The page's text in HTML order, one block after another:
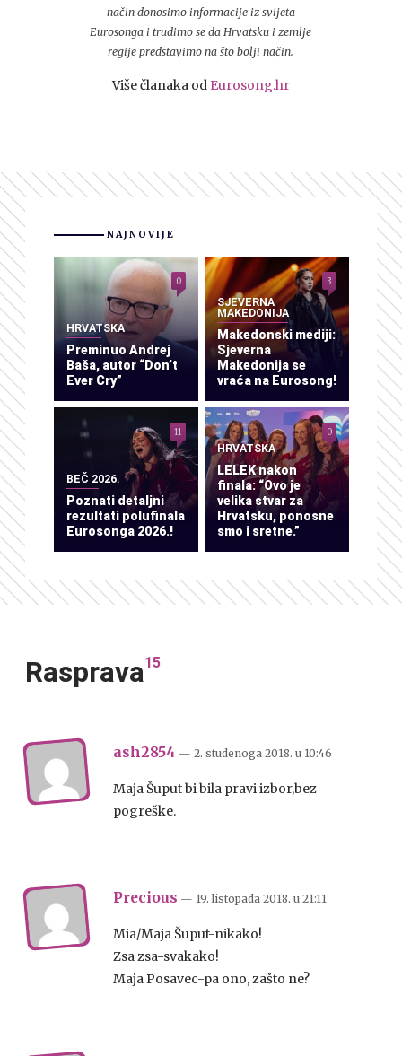
način donosimo informacije iz svijeta
Eurosonga i trudimo se da Hrvatsku i zemlje
regije predstavimo na što bolji način.
Više članaka od Eurosong.hr
NAJNOVIJE
HRVATSKA
Preminuo Andrej
Baša, autor “Don’t
Ever Cry”
0
SJEVERNA
MAKEDONIJA
Makedonski mediji:
Sjeverna
Makedonija se
vraća na Eurosong!
3
BEČ 2026.
Poznati detaljni
rezultati polufinala
Eurosonga 2026.!
11
HRVATSKA
LELEK nakon
finala: “Ovo je
velika stvar za
Hrvatsku, ponosne
smo i sretne.”
0
Rasprava15
ash2854 — 2. studenoga 2018. u 10:46
Maja Šuput bi bila pravi izbor,bez
pogreške.
Precious — 19. listopada 2018. u 21:11
Mia/Maja Šuput-nikako!
Zsa zsa-svakako!
Maja Posavec-pa ono, zašto ne?